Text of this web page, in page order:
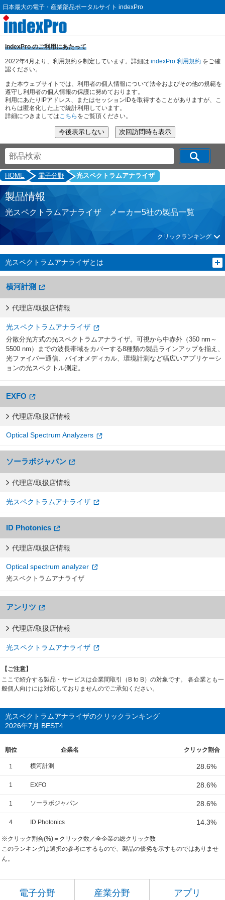
日本最大の電子・産業部品ポータルサイト indexPro
indexPro のご利用にあたって
2022年4月より、利用規約を制定しています。詳細は indexPro 利用規約 をご確
認ください。
また本ウェブサイトでは、利用者の個人情報について法令およびその他の規範を
遵守し利用者の個人情報の保護に努めております。
利用にあたりIPアドレス、またはセッションIDを取得することがありますが、こ
れらは匿名化した上で統計利用しています。
詳細につきましてはこちら をご覧頂ください。
HOME 電子分野 光スペクトラムアナライザ
製品情報
光スペクトラムアナライザ メーカー5社の製品一覧
クリックランキング
光スペクトラムアナライザとは
横河計測
代理店/取扱店情報
光スペクトラムアナライザ
分散分光方式の光スペクトラムアナライザ。可視から中赤外（350 nm～
5500 nm）までの波長帯域をカバーする8種類の製品ラインアップを揃え、
光ファイバー通信、バイオメディカル、環境計測など幅広いアプリケーシ
ョンの光スペクトル測定。
EXFO
代理店/取扱店情報
Optical Spectrum Analyzers
ソーラボジャパン
代理店/取扱店情報
光スペクトラムアナライザ
ID Photonics
代理店/取扱店情報
Optical spectrum analyzer
光スペクトラムアナライザ
アンリツ
代理店/取扱店情報
光スペクトラムアナライザ
【ご注意】
ここで紹介する製品・サービスは企業間取引（B to B）の対象です。 各企業とも一
般個人向けには対応しておりませんのでご承知ください。
光スペクトラムアナライザのクリックランキング
2026年7月 BEST4
順位 企業名 クリック割合
1 横河計測 28.6%
1 EXFO 28.6%
1 ソーラボジャパン 28.6%
4 ID Photonics 14.3%
※クリック割合(%)＝クリック数／全企業の総クリック数
このランキングは選択の参考にするもので、製品の優劣を示すものではありませ
ん。
電子分野 産業分野 アプリ